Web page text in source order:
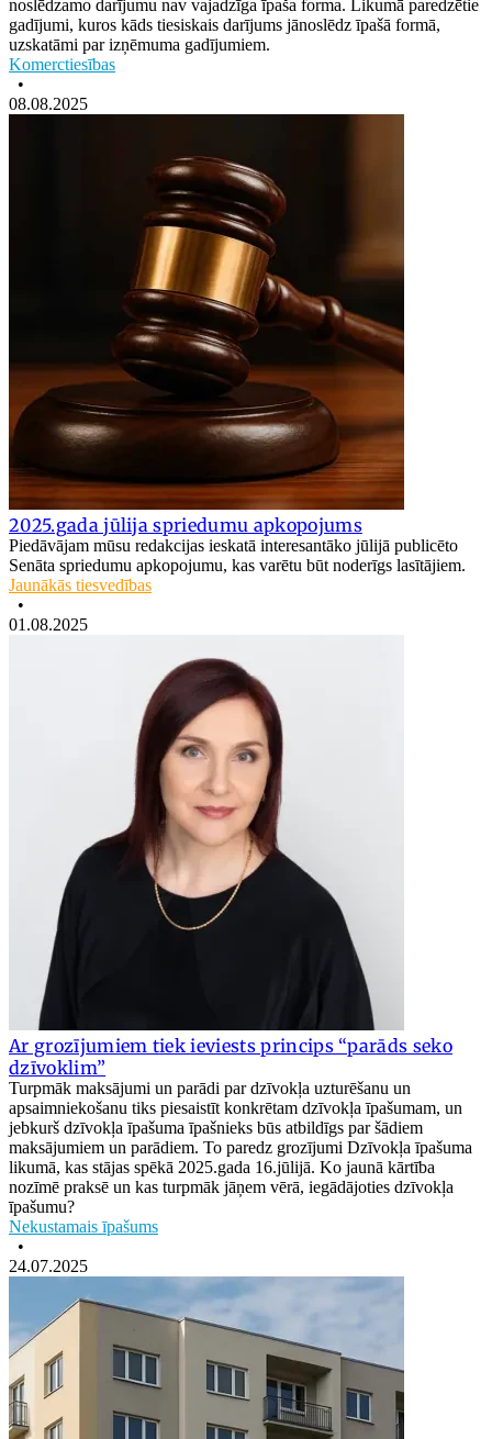
noslēdzamo darījumu nav vajadzīga īpaša forma. Likumā paredzētie
gadījumi, kuros kāds tiesiskais darījums jānoslēdz īpašā formā,
uzskatāmi par izņēmuma gadījumiem.
Komerctiesības
•
08.08.2025
2025.gada jūlija spriedumu apkopojums
Piedāvājam mūsu redakcijas ieskatā interesantāko jūlijā publicēto
Senāta spriedumu apkopojumu, kas varētu būt noderīgs lasītājiem.
Jaunākās tiesvedības
•
01.08.2025
Ar grozījumiem tiek ieviests princips “parāds seko
dzīvoklim”
Turpmāk maksājumi un parādi par dzīvokļa uzturēšanu un
apsaimniekošanu tiks piesaistīt konkrētam dzīvokļa īpašumam, un
jebkurš dzīvokļa īpašuma īpašnieks būs atbildīgs par šādiem
maksājumiem un parādiem. To paredz grozījumi Dzīvokļa īpašuma
likumā, kas stājas spēkā 2025.gada 16.jūlijā. Ko jaunā kārtība
nozīmē praksē un kas turpmāk jāņem vērā, iegādājoties dzīvokļa
īpašumu?
Nekustamais īpašums
•
24.07.2025